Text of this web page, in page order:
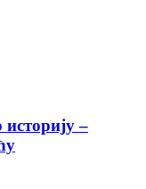
историју –